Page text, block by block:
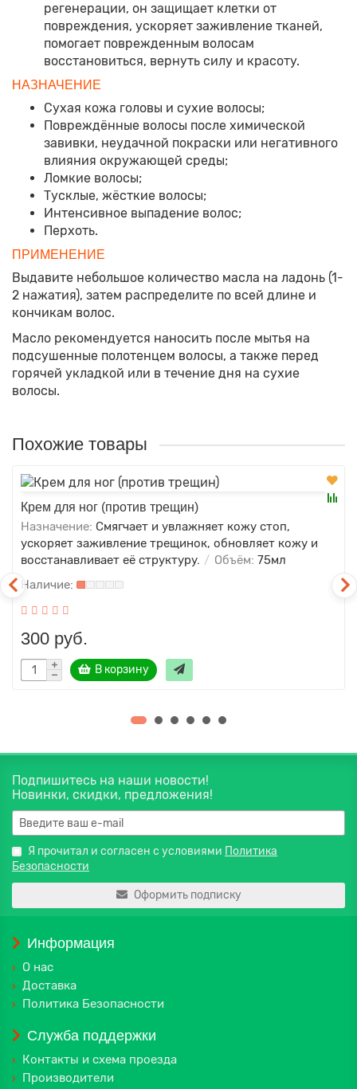
регенерации, он защищает клетки от
повреждения, ускоряет заживление тканей,
помогает поврежденным волосам
восстановиться, вернуть силу и красоту.
НАЗНАЧЕНИЕ
Сухая кожа головы и сухие волосы;
Повреждённые волосы после химической
завивки, неудачной покраски или негативного
влияния окружающей среды;
Ломкие волосы;
Тусклые, жёсткие волосы;
Интенсивное выпадение волос;
Перхоть.
ПРИМЕНЕНИЕ
Выдавите небольшое количество масла на ладонь (1-
2 нажатия), затем распределите по всей длине и
кончикам волос.
Масло рекомендуется наносить после мытья на
подсушенные полотенцем волосы, а также перед
горячей укладкой или в течение дня на сухие
волосы.
Похожие товары
Крем для ног (против трещин)
Назначение: Смягчает и увлажняет кожу стоп,
ускоряет заживление трещинок, обновляет кожу и
восстанавливает её структуру.
Объём: 75мл
300 руб.
В корзину
Подпишитесь на наши новости!
Новинки, скидки, предложения!
Я прочитал и согласен с условиями Политика
Безопасности
Оформить подписку
Информация
О нас
Доставка
Политика Безопасности
Служба поддержки
Контакты и схема проезда
Производители